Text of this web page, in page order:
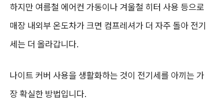
하지만 여름철 에어컨 가동이나 겨울철 히터 사용 등으로
매장 내외부 온도차가 크면 컴프레셔가 더 자주 돌아 전기
세는 더 올라갑니다.
나이트 커버 사용을 생활화하는 것이 전기세를 아끼는 가
장 확실한 방법입니다.